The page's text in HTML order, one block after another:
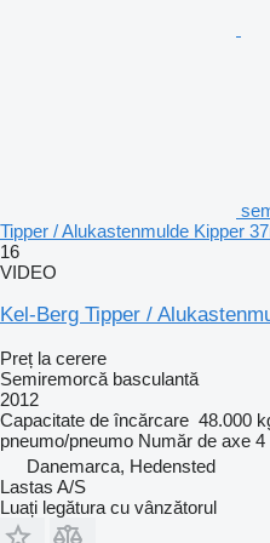
Tipper / Alukastenmulde Kipper
16
VIDEO
Kel-Berg Tipper /
Preț la cerere
Semiremorcă basculantă
2012
Capacitate de încărcare 48.000
pneumo/pneumo Număr de axe 4
Danemarca, Hedensted
Lastas A/S
Luați legătura cu vânzătorul